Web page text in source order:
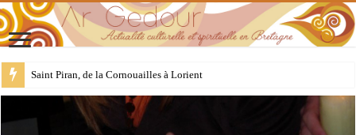
28 juillet : Saint Samson de Dol, père de la Bretagne chrétienne